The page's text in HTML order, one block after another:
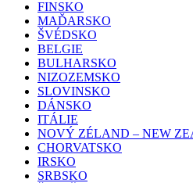
FINSKO
MAĎARSKO
ŠVÉDSKO
BELGIE
BULHARSKO
NIZOZEMSKO
SLOVINSKO
DÁNSKO
ITÁLIE
NOVÝ ZÉLAND – NEW
CHORVATSKO
IRSKO
SRBSKO